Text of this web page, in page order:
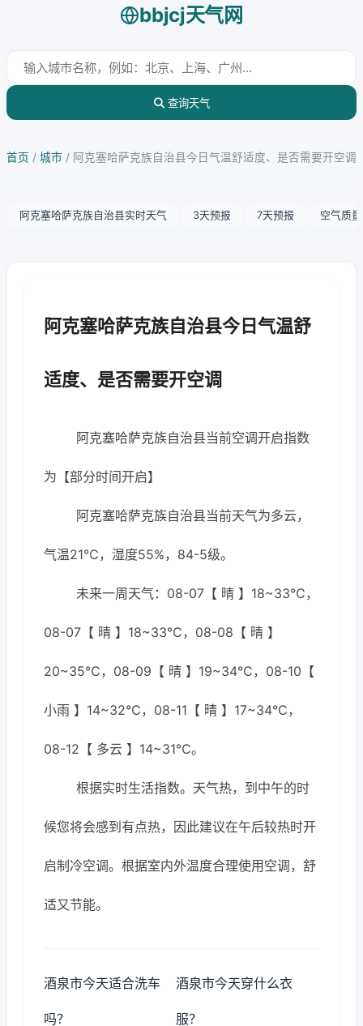
bbjcj天气网
查询天气
首页 / 城市 / 阿克塞哈萨克族自治县今日气温舒适度、是否需要开空调
阿克塞哈萨克族自治县实时天气 3天预报 7天预报 空气质量
阿克塞哈萨克族自治县今日气温舒
适度、是否需要开空调
阿克塞哈萨克族自治县当前空调开启指数
为【部分时间开启】
阿克塞哈萨克族自治县当前天气为多云，
气温21℃，湿度55%，84-5级。
未来一周天气：08-07【 晴 】18~33℃，
08-07【 晴 】18~33℃，08-08【 晴 】
20~35℃，08-09【 晴 】19~34℃，08-10【
小雨 】14~32℃，08-11【 晴 】17~34℃，
08-12【 多云 】14~31℃。
根据实时生活指数。天气热，到中午的时
候您将会感到有点热，因此建议在午后较热时开
启制冷空调。根据室内外温度合理使用空调，舒
适又节能。
酒泉市今天适合洗车
吗？
酒泉市今天穿什么衣
服？